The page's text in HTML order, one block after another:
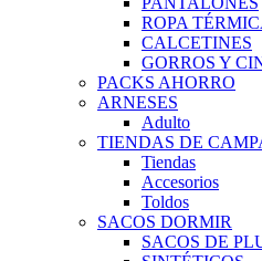
ROPA
CALCETINES
GORROS Y
PACKS AHORRO
ARNESES
Adulto
TIENDAS DE
Tiendas
Accesorios
Toldos
SACOS DORMIR
SACOS DE